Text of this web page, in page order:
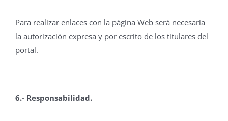
Para realizar enlaces con la página Web será necesaria
la autorización expresa y por escrito de los titulares del
portal.
6.- Responsabilidad.